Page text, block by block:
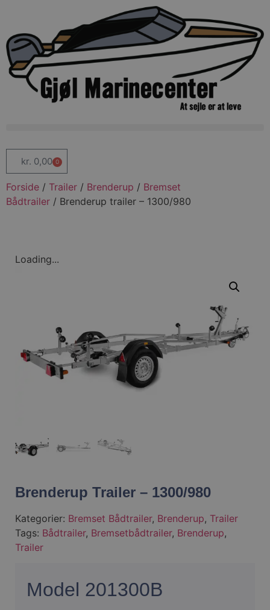
kr. 0,00 0
Forside / Trailer / Brenderup / Bremset
Bådtrailer / Brenderup trailer – 1300/980
Loading...
Brenderup Trailer – 1300/980
Kategorier: Bremset Bådtrailer, Brenderup, Trailer
Tags: Bådtrailer, Bremsetbådtrailer, Brenderup,
Trailer
Model 201300B